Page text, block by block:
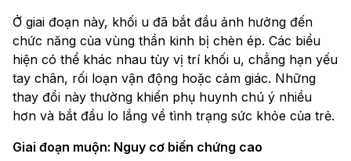
Ở giai đoạn này, khối u đã bắt đầu ảnh hưởng đến
chức năng của vùng thần kinh bị chèn ép. Các biểu
hiện có thể khác nhau tùy vị trí khối u, chẳng hạn yếu
tay chân, rối loạn vận động hoặc cảm giác. Những
thay đổi này thường khiến phụ huynh chú ý nhiều
hơn và bắt đầu lo lắng về tình trạng sức khỏe của trẻ.
Giai đoạn muộn: Nguy cơ biến chứng cao